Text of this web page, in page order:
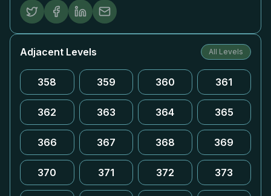
Adjacent Levels All Levels
358 359 360 361
362 363 364 365
366 367 368 369
370 371 372 373